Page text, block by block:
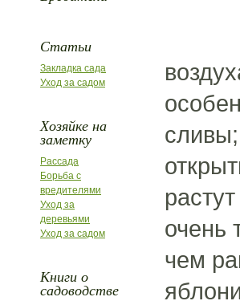
Статьи
Закладка сада
Уход за садом
Хозяйке на
заметку
Рассада
Борьба с
вредителями
Уход за
деревьями
Уход за садом
Книги о
садоводстве
очень
чем